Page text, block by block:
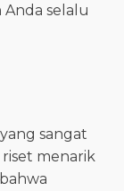
selalu
sangat
menarik